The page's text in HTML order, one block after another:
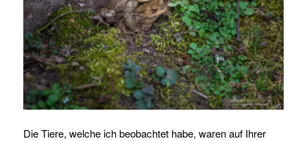
Die Tiere, welche ich beobachtet habe, waren auf Ihrer